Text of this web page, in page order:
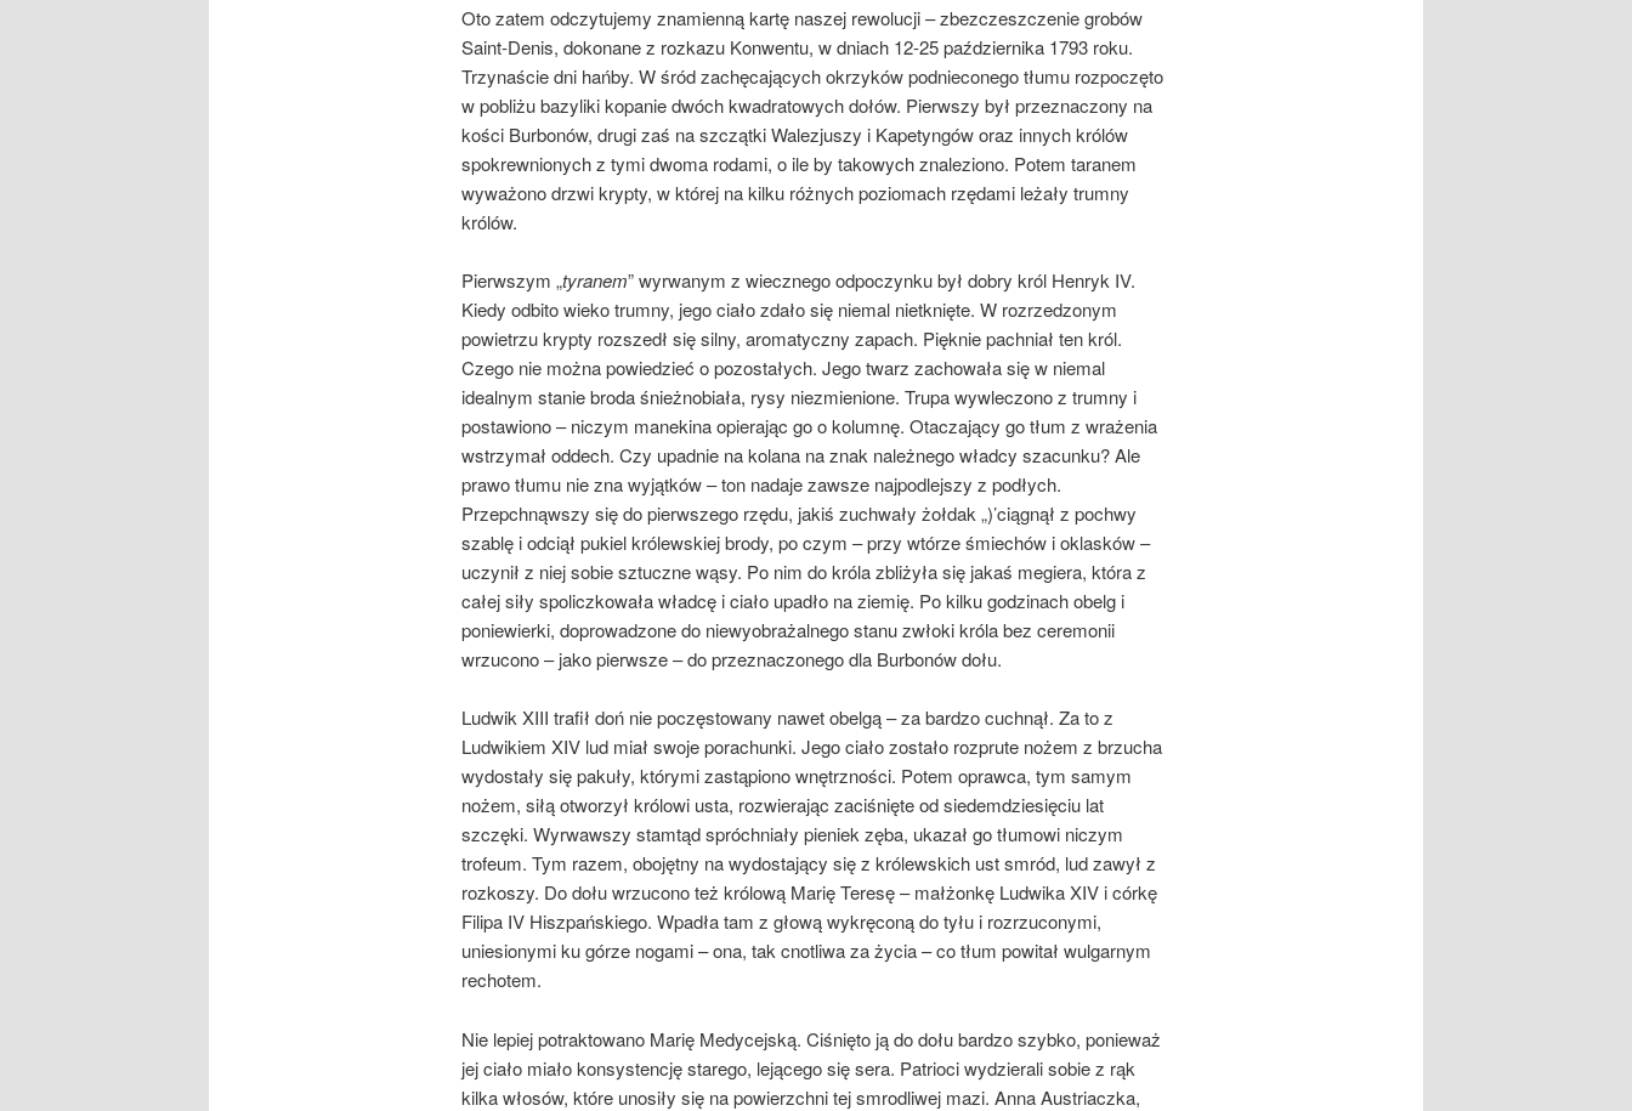
Oto zatem odczytujemy znamienną kartę naszej rewolucji – zbezczeszczenie grobów
Saint-Denis, dokonane z rozkazu Konwentu, w dniach 12-25 października 1793 roku.
Trzynaście dni hańby. W śród zachęcających okrzyków podnieconego tłumu rozpoczęto
w pobliżu bazyliki kopanie dwóch kwadrato­wych dołów. Pierwszy był przeznaczony na
kości Bur­bonów, drugi zaś na szczątki Walezjuszy i Kapetyngów oraz innych królów
spokrewnionych z tymi dwoma roda­mi, o ile by takowych znaleziono. Potem taranem
wywa­żono drzwi krypty, w której na kilku różnych poziomach rzędami leżały trumny
królów.
Pierwszym „tyranem” wyrwanym z wiecznego odpoczynku był dobry król Henryk IV.
Kiedy odbito wieko trumny, jego ciało zdało się niemal nietknięte. W rozrzedzonym
powietrzu krypty rozszedł się silny, aromatyczny zapach. Pięknie pachniał ten król.
Czego nie można powiedzieć o pozostałych. Jego twarz zachowała się w niemal
idealnym stanie ­broda śnieżnobiała, rysy niezmienione. Trupa wywle­czono z trumny i
postawiono – niczym manekina ­opierając go o kolumnę. Otaczający go tłum z wrażenia
wstrzymał oddech. Czy upadnie na kolana na znak na­leżnego władcy szacunku? Ale
prawo tłumu nie zna wyjątków – ton nadaje zawsze najpodlejszy z podłych.
Przepchnąwszy się do pierwszego rzędu, jakiś zuchwały żołdak „)’ciągnął z pochwy
szablę i odciął pukiel kró­lewskiej brody, po czym – przy wtórze śmiechów i oklasków –
uczynił z niej sobie sztuczne wąsy. Po nim do króla zbliżyła się jakaś megiera, która z
całej siły spo­liczkowała władcę i ciało upadło na ziemię. Po kilku go­dzinach obelg i
poniewierki, doprowadzone do niewy­obrażalnego stanu zwłoki króla bez ceremonii
wrzucono – jako pierwsze – do przeznaczonego dla Burbonów dołu.
Ludwik XIII trafił doń nie poczęstowany nawet obelgą – za bardzo cuchnął. Za to z
Ludwikiem XIV lud miał swoje porachunki. Jego ciało zostało rozprute nożem ­z brzucha
wydostały się pakuły, którymi zastąpiono wnętrzności. Potem oprawca, tym samym
nożem, siłą otworzył królowi usta, rozwierając zaciśnięte od siedem­dziesięciu lat
szczęki. Wyrwawszy stamtąd spróchniały pieniek zęba, ukazał go tłumowi niczym
trofeum. Tym ra­zem, obojętny na wydostający się z królewskich ust smród, lud zawył z
rozkoszy. Do dołu wrzucono też kró­lową Marię Teresę – małżonkę Ludwika XIV i córkę
Filipa IV Hiszpańskiego. Wpadła tam z głową wykrę­coną do tyłu i rozrzuconymi,
uniesionymi ku górze no­gami – ona, tak cnotliwa za życia – co tłum powitał wulgarnym
rechotem.
Nie lepiej potraktowano Marię Medycejską. Ciśnięto ją do dołu bardzo szybko, ponie­waż
jej ciało miało konsystencję starego, lejącego się sera. Patrioci wydzierali sobie z rąk
kilka włosów, które unosiły się na powierzchni tej smrodliwej mazi. Anna Austriaczka,